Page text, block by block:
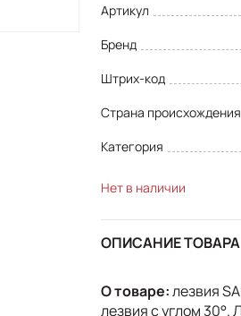
Артикул
Бренд
Штрих-код
Страна происхождения
Категория
Нет в наличии
ОПИСАНИЕ ТОВАРА
О товаре:лезвия
лезвия с углом 30°.